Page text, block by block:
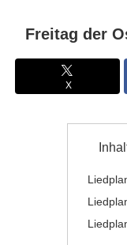
Freitag der
X